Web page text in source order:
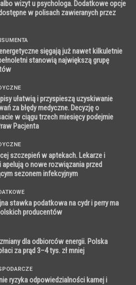
wizyt u psychologa. Dodatkowe opcje
w polisach zawieranych przez
sięgają już nawet kilkuletnie
stanowią największą grupę
ułatwią i przyspieszą uzyskiwanie
za błędy medyczne. Decyzję o
w ciągu trzech miesięcy podejmie
Pacjenta
szczepień w aptekach. Lekarze i
apelują o nowe rozwiązania przed
sezonem infekcyjnym
stawka podatkowa na cydr i perry ma
producentów
dla odbiorców energii. Polska
za prąd 3–4 tys. zł mniej
ryzyka odpowiedzialności karnej i